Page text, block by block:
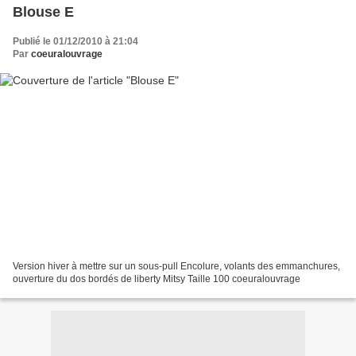
Blouse E
Publié le 01/12/2010 à 21:04
Par coeuralouvrage
Version hiver à mettre sur un sous-pull Encolure, volants des emmanchures,
ouverture du dos bordés de liberty Mitsy Taille 100 coeuralouvrage